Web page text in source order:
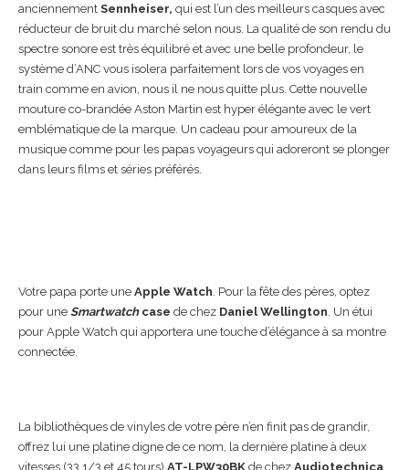
anciennement Sennheiser, qui est l’un des meilleurs casques avec
réducteur de bruit du marché selon nous. La qualité de son rendu du
spectre sonore est très équilibré et avec une belle profondeur, le
système d’ANC vous isolera parfaitement lors de vos voyages en
train comme en avion, nous il ne nous quitte plus. Cette nouvelle
mouture co-brandée Aston Martin est hyper élégante avec le vert
emblématique de la marque. Un cadeau pour amoureux de la
musique comme pour les papas voyageurs qui adoreront se plonger
dans leurs films et séries préférés.
Votre papa porte une Apple Watch . Pour la fête des pères, optez
pour une Smartwatchcase de chez Daniel Wellington . Un étui
pour Apple Watch qui apportera une touche d’élégance à sa montre
connectée.
La bibliothèques de vinyles de votre père n’en finit pas de grandir,
offrez lui une platine digne de ce nom, la dernière platine à deux
vitesses (33 1/3 et 45 tours) AT-LPW30BK de chez Audiotechnica